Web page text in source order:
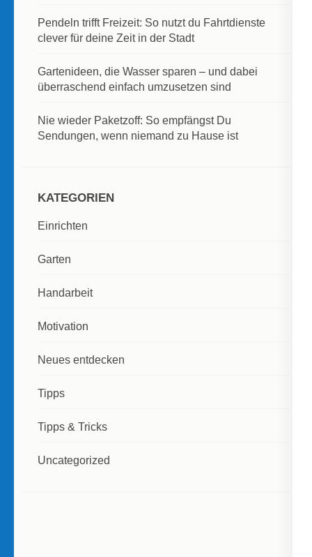
Pendeln trifft Freizeit: So nutzt du Fahrtdienste
clever für deine Zeit in der Stadt
Gartenideen, die Wasser sparen – und dabei
überraschend einfach umzusetzen sind
Nie wieder Paketzoff: So empfängst Du
Sendungen, wenn niemand zu Hause ist
KATEGORIEN
Einrichten
Garten
Handarbeit
Motivation
Neues entdecken
Tipps
Tipps & Tricks
Uncategorized